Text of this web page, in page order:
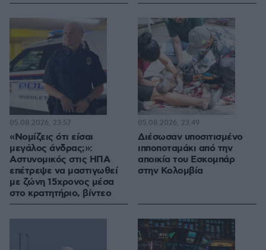
«Νομίζεις ότι είσαι
μεγάλος άνδρας;»:
Αστυνομικός στις ΗΠΑ
επέτρεψε να μαστιγωθεί
με ζώνη 15χρονος μέσα
στο κρατητήριο, βίντεο
05.08.2026, 23:57
Διέσωσαν υποσιτισμένο
ιπποποταμάκι από την
αποικία του Εσκομπάρ
στην Κολομβία
05.08.2026, 23:49